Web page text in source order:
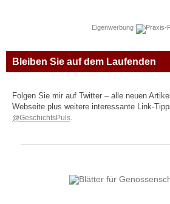
Eigenwerbung
Bleiben Sie auf dem Laufenden
Folgen Sie mir auf Twitter – alle neuen
Webseite plus weitere interessante Link-
@GeschichtsPuls.